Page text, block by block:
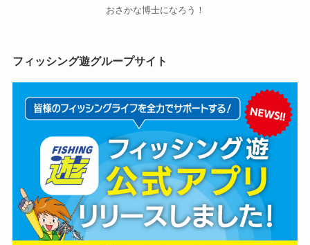
おさかな博士になろう！
フィッシング遊グループサイト